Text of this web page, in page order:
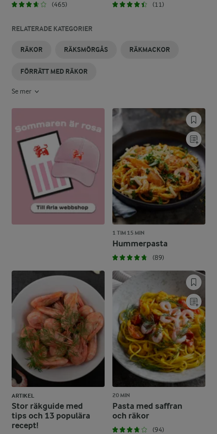
(465) (11)
RELATERADE KATEGORIER
RÄKOR RÄKSMÖRGÅS RÄKMACKOR
FÖRRÄTT MED RÄKOR
Se mer
1 TIM 15 MIN
Hummerpasta
(89)
ARTIKEL
Stor räkguide med
tips och 13 populära
recept!
20 MIN
Pasta med saffran
och räkor
(94)